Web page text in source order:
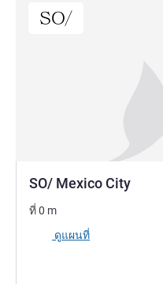
SO/ Mexico City
ที่0 m
ดูแผนที่